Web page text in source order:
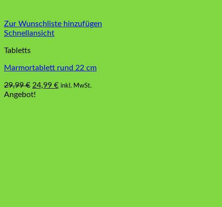
Zur Wunschliste hinzufügen
Schnellansicht
Tabletts
Marmortablett rund 22 cm
29,99€ Ursprünglicher
Preis
24,99 €Aktueller
inkl. MwSt.
Angebot!